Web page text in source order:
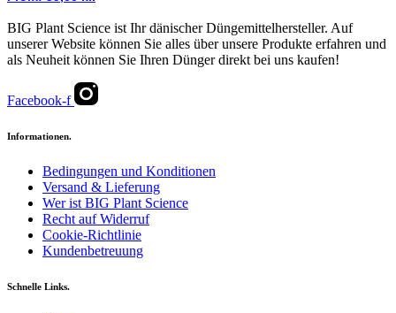
BIG Plant Science ist Ihr dänischer Düngemittelhersteller. Auf
unserer Website können Sie alles über unsere Produkte erfahren und
als Neuheit können Sie Ihren Dünger direkt bei uns kaufen!
Facebook-f
Informationen.
Bedingungen und Konditionen
Versand & Lieferung
Wer ist BIG Plant Science
Recht auf Widerruf
Cookie-Richtlinie
Kundenbetreuung
Schnelle Links.